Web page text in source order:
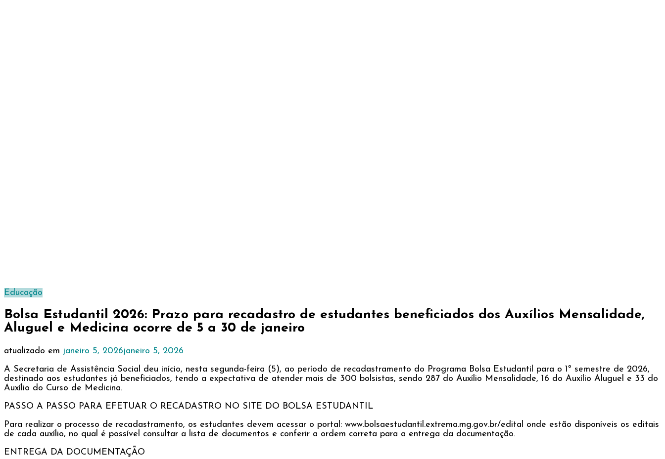
Educação
Bolsa Estudantil 2026: Prazo para recadastro de estudantes beneficiados dos Auxílios Mensalidade,
Aluguel e Medicina ocorre de 5 a 30 de janeiro
atualizado em janeiro 5, 2026janeiro 5, 2026
A Secretaria de Assistência Social deu início, nesta segunda-feira (5), ao período de recadastramento do Programa Bolsa Estudantil para o 1º semestre de 2026,
destinado aos estudantes já beneficiados, tendo a expectativa de atender mais de 300 bolsistas, sendo 287 do Auxílio Mensalidade, 16 do Auxílio Aluguel e 33 do
Auxílio do Curso de Medicina.
PASSO A PASSO PARA EFETUAR O RECADASTRO NO SITE DO BOLSA ESTUDANTIL
Para realizar o processo de recadastramento, os estudantes devem acessar o portal: www.bolsaestudantil.extrema.mg.gov.br/edital onde estão disponíveis os editais
de cada auxílio, no qual é possível consultar a lista de documentos e conferir a ordem correta para a entrega da documentação.
ENTREGA DA DOCUMENTAÇÃO